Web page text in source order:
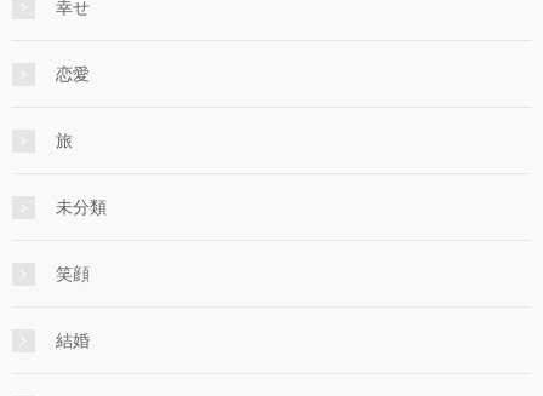
幸せ
恋愛
旅
未分類
笑顔
結婚